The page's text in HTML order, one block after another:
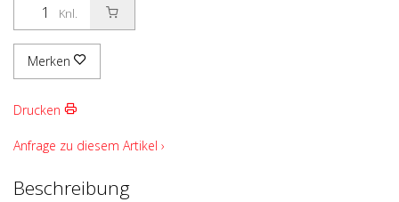
Knl.
Merken
Drucken
Anfrage zu diesem Artikel ›
Beschreibung